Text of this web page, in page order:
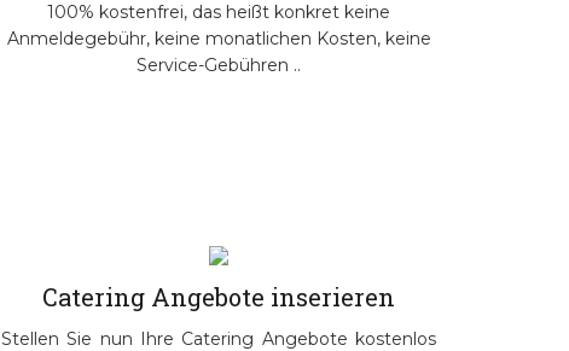
100% kostenfrei, das heißt konkret keine
Anmeldegebühr, keine monatlichen Kosten, keine
Service-Gebühren ..
Catering Angebote inserieren
Stellen Sie nun Ihre Catering Angebote kostenlos